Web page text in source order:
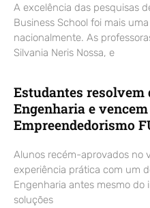
A excelência das pesquisas
Business School foi mais
nacionalmente. As
Silvania Neris Nossa, e
Estudantes resolvem
Engenharia e
Empreendedorismo
Alunos recém-aprovados no
experiência prática com um
Engenharia antes mesmo do
soluções